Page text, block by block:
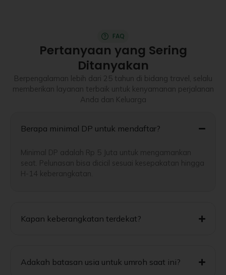
FAQ
Pertanyaan yang Sering
Ditanyakan
Berpengalaman lebih dari 25 tahun di bidang travel, selalu
memberikan layanan terbaik untuk kenyamanan perjalanan
Anda dan Keluarga
Berapa minimal DP untuk mendaftar?
Minimal DP adalah Rp 5 Juta untuk mengamankan
seat. Pelunasan bisa dicicil sesuai kesepakatan hingga
H-14 keberangkatan.
Kapan keberangkatan terdekat?
Adakah batasan usia untuk umroh saat ini?